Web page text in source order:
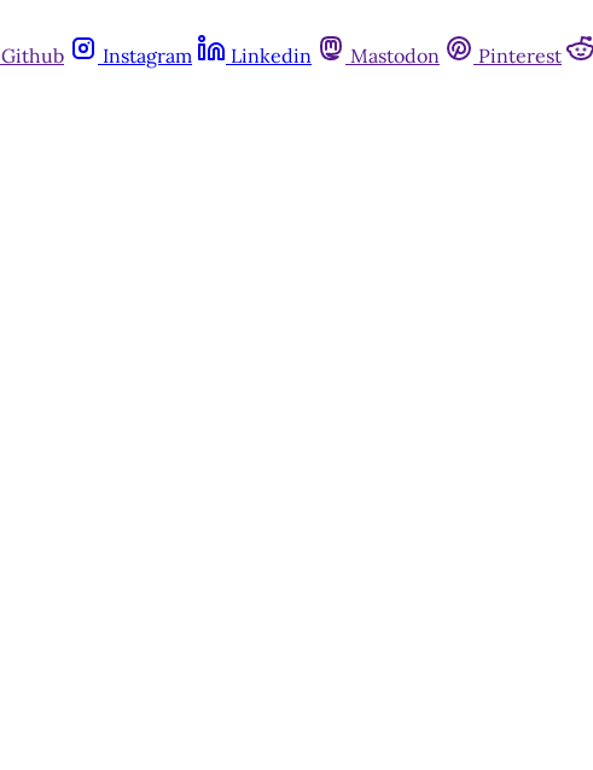
Github Instagram Linkedin Mastodon Pinterest